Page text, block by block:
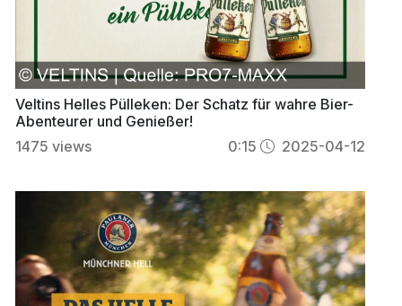
Veltins Helles Pülleken: Der Schatz für wahre Bier-
Abenteurer und Genießer!
1475 views 0:15 2025-04-12